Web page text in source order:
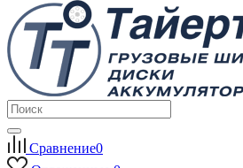
Сравнение0